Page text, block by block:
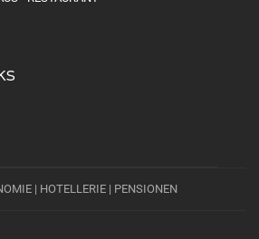
| HOTELLERIE | PENSIONEN